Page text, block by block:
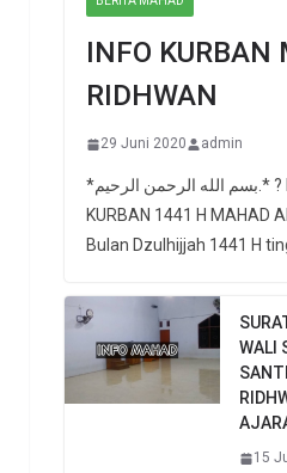
INFO KURBAN
RIDHWAN
29 Juni 2020 admin
*بسم الله الرحمن الرحيم.* ? INFO IBADAH
KURBAN 1441 H MAHAD
Bulan Dzulhijjah 1441 H
WALI
15